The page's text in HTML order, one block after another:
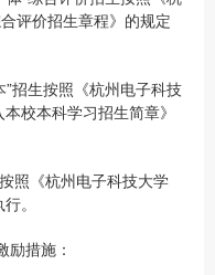
评价招生章程》的规定
招生按照《杭州电子科技
校本科学习招生简章》
照《杭州电子科技大学
。
措施：